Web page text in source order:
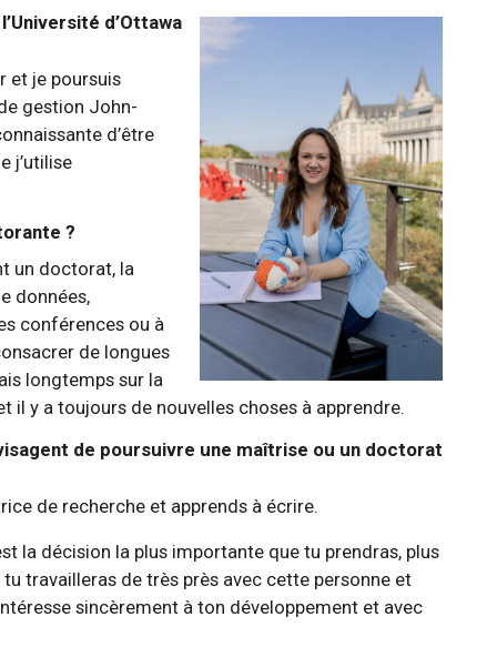
d’Ottawa
et je poursuis
gestion John-
d’être
j’utilise
?
un doctorat, la
données,
conférences ou à
de longues
longtemps sur la
il y a toujours de nouvelles choses à apprendre.
de poursuivre une maîtrise ou un doctorat
de recherche et apprends à écrire.
la décision la plus importante que tu prendras, plus
travailleras de très près avec cette personne et
sincèrement à ton développement et avec